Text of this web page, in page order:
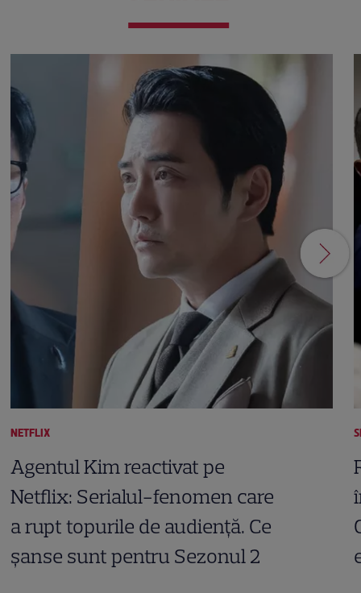
NETFLIX
Agentul Kim reactivat pe
Netflix: Serialul-fenomen care
a rupt topurile de audiență. Ce
șanse sunt pentru Sezonul 2